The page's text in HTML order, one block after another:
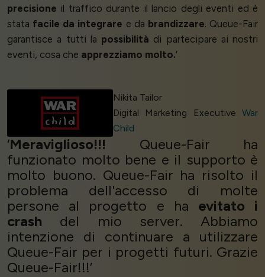
precisione il traffico durante il lancio degli eventi ed è
stata facile da integrare e da brandizzare. Queue-Fair
garantisce a tutti la possibilità di partecipare ai nostri
eventi, cosa che apprezziamo molto.’
Nikita Tailor
Digital Marketing Executive War
Child
‘Meraviglioso!!! Queue-Fair ha
funzionato molto bene e il supporto è
molto buono. Queue-Fair ha risolto il
problema dell'accesso di molte
persone al progetto e ha evitato i
crash del mio server. Abbiamo
intenzione di continuare a utilizzare
Queue-Fair per i progetti futuri. Grazie
Queue-Fair!!!’